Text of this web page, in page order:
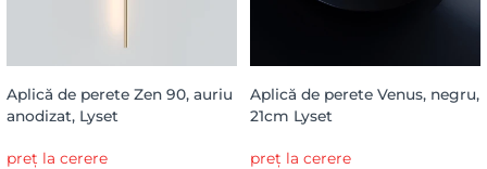
Aplică de perete Zen 90, auriu
anodizat, Lyset
preț la cerere
Aplică de perete Venus, negru,
21cm Lyset
preț la cerere